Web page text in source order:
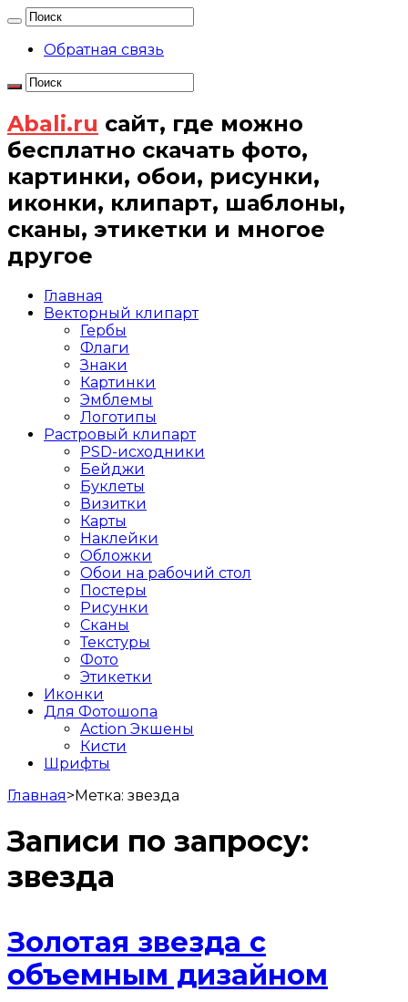
Обратная связь
Abali.ru сайт, где можно
бесплатно скачать фото,
картинки, обои, рисунки,
иконки, клипарт, шаблоны,
сканы, этикетки и многое
другое
Главная
Векторный клипарт
Гербы
Флаги
Знаки
Картинки
Эмблемы
Логотипы
Растровый клипарт
PSD-исходники
Бейджи
Буклеты
Визитки
Карты
Наклейки
Обложки
Обои на рабочий стол
Постеры
Рисунки
Сканы
Текстуры
Фото
Этикетки
Иконки
Для Фотошопа
Action Экшены
Кисти
Шрифты
Главная>Метка: звезда
Записи по запросу:
звезда
Золотая звезда с
объемным дизайном